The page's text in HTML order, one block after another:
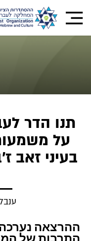
תנו הדר
על
בעיני זאב